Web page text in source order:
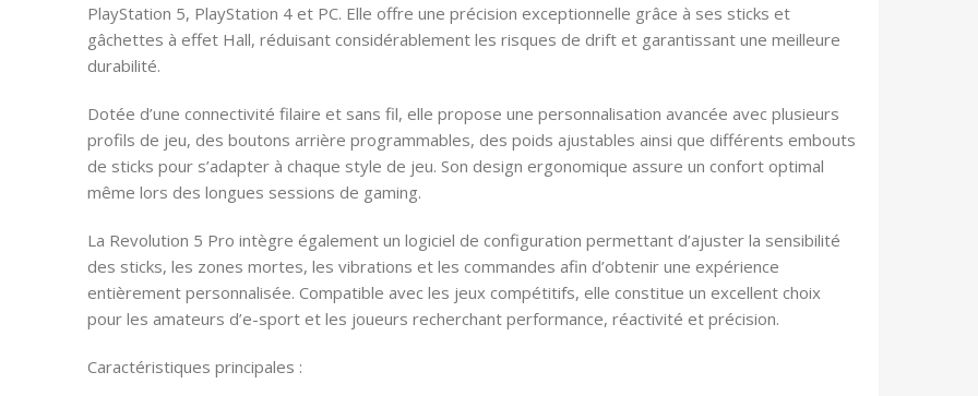
PlayStation 5, PlayStation 4 et PC. Elle offre une précision exceptionnelle grâce à ses sticks et
gâchettes à effet Hall, réduisant considérablement les risques de drift et garantissant une meilleure
durabilité.
Dotée d’une connectivité filaire et sans fil, elle propose une personnalisation avancée avec plusieurs
profils de jeu, des boutons arrière programmables, des poids ajustables ainsi que différents embouts
de sticks pour s’adapter à chaque style de jeu. Son design ergonomique assure un confort optimal
même lors des longues sessions de gaming.
La Revolution 5 Pro intègre également un logiciel de configuration permettant d’ajuster la sensibilité
des sticks, les zones mortes, les vibrations et les commandes afin d’obtenir une expérience
entièrement personnalisée. Compatible avec les jeux compétitifs, elle constitue un excellent choix
pour les amateurs d’e-sport et les joueurs recherchant performance, réactivité et précision.
Caractéristiques principales :